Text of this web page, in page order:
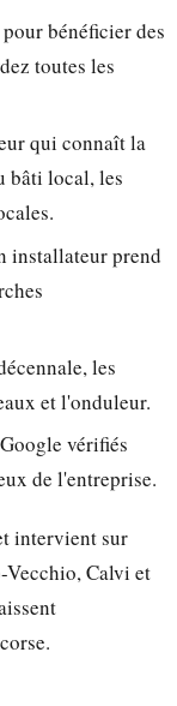
bénéficier des
toutes les
qui connaît la
bâti local, les
installateur prend
les
et l'onduleur.
vérifiés
de l'entreprise.
intervient sur
Calvi et